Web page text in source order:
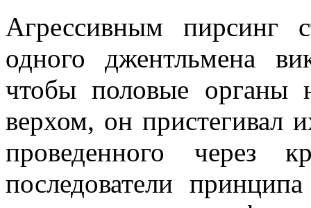
Агрессивным пирсинг
одного джентльмена
чтобы половые органы
верхом, он
проведенного через
последователи